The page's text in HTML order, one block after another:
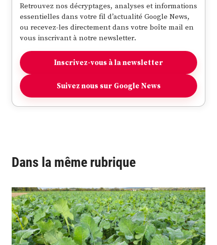
Retrouvez nos décryptages, analyses et informations
essentielles dans votre fil d’actualité Google News,
ou recevez-les directement dans votre boîte mail en
vous inscrivant à notre newsletter.
Inscrivez-vous à la newsletter
Suivez nous sur Google News
Dans la même rubrique